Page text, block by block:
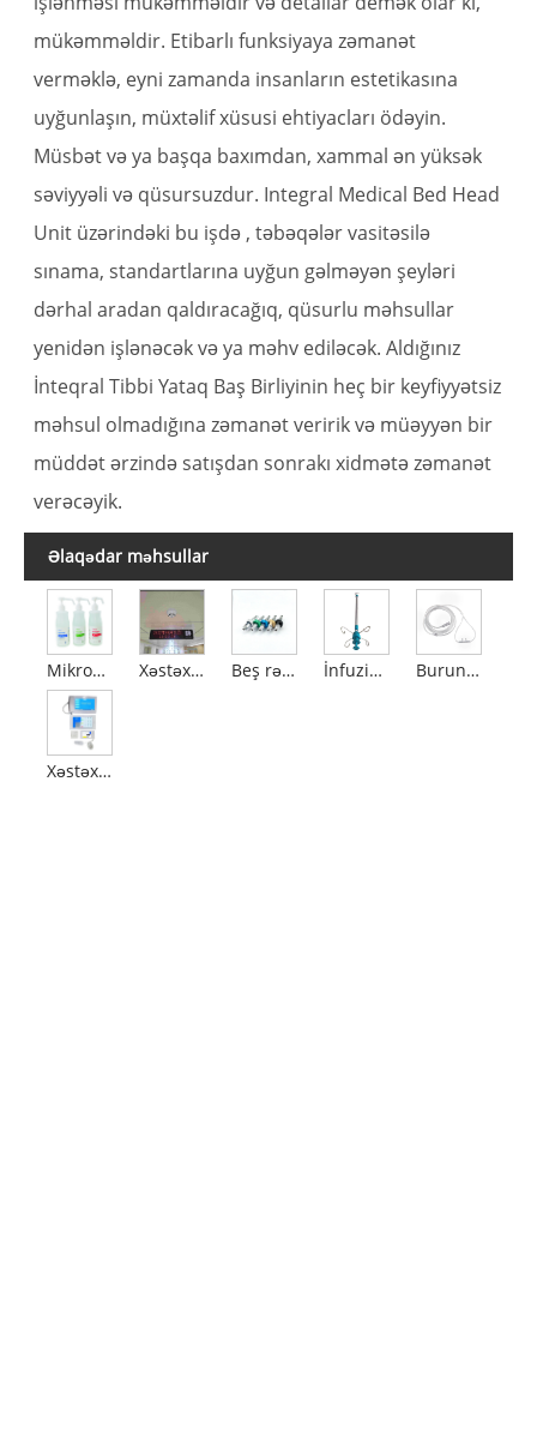
mükəmməldir. Etibarlı funksiyaya zəmanət
verməklə, eyni zamanda insanların estetikasına
uyğunlaşın, müxtəlif xüsusi ehtiyacları ödəyin.
Müsbət və ya başqa baxımdan, xammal ən yüksək
səviyyəli və qüsursuzdur. Integral Medical Bed Head
Unit üzərindəki bu işdə , təbəqələr vasitəsilə
sınama, standartlarına uyğun gəlməyən şeyləri
dərhal aradan qaldıracağıq, qüsurlu məhsullar
yenidən işlənəcək və ya məhv ediləcək. Aldığınız
İnteqral Tibbi Yataq Baş Birliyinin heç bir keyfiyyətsiz
məhsul olmadığına zəmanət veririk və müəyyən bir
müddət ərzində satışdan sonrakı xidmətə zəmanət
verəcəyik.
Əlaqədar məhsullar
Mikroorqanizmləri öldürmək üçün maye Xəstəxana saatı Beş rəngli fiş İnfuziya bumu Burun oksigen kanülü
Xəstəxanaya zəng düyməsi